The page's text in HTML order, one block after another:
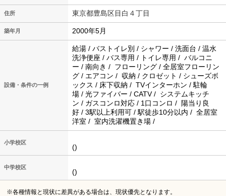
住所 東京都豊島区目白４丁目
築年月 2000年5月
設備・条件の一例
給湯 / バストイレ別 / シャワー / 洗面台 / 温水
洗浄便座 / バス専用 / トイレ専用 / バルコニ
ー / 南向き / フローリング / 全居室フローリン
グ / エアコン / 収納 / クロゼット / シューズボ
ックス / 床下収納 / TVインターホン / 駐輪
場 / 光ファイバー / CATV / システムキッチ
ン / ガスコンロ対応 / 1口コンロ / 陽当り良
好 / 3駅以上利用可 / 駅徒歩10分以内 / 全居室
洋室 / 室内洗濯機置き場 /
小学校区
()
中学校区
()
※各種情報と現状に差異がある場合は、現状優先となります。